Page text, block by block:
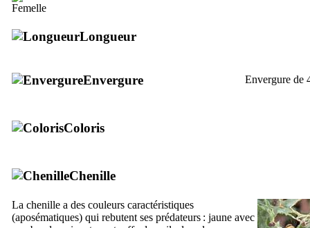
Longueur
Envergure Envergure de
Coloris
Chenille
La chenille a des couleurs caractéristiques
(aposématiques) qui rebutent ses prédateurs : jaune avec